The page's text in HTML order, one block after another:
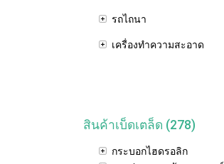
รถไถนา
เครื่องทำความสะอาด
สินค้าเบ็ดเตล็ด (278)
กระบอกไฮดรอลิก